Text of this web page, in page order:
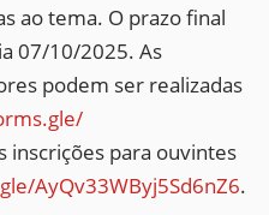
ao tema. O prazo final
07/10/2025. As
podem ser realizadas
inscrições para ouvintes
AyQv33WByj5Sd6nZ6.